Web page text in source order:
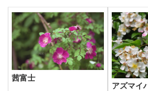
茜富士
アズマイ